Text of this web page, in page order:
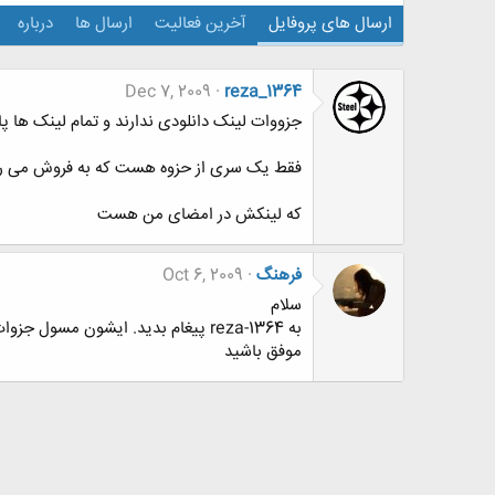
ارسال های پروفایل آخرین فعالیت ارسال ها درباره
reza_1364
Dec 7, 2009
جزووات لینک دانلودی ندارند و تمام لینک
فقط یک سری از حزوه هست که به فروش می
که لینکش در امضای من هست
فرهنگ Oct 6, 2009
سلام
به reza-1364 پیغام بدید. ایشون مسول جزوات هستن.
موفق باشید